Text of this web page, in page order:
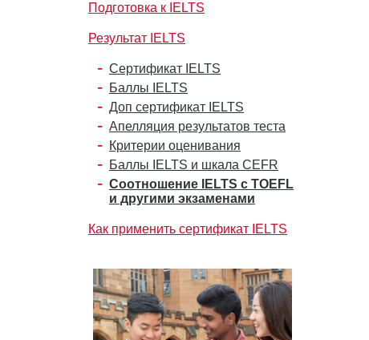
Подготовка к IELTS
Результат IELTS
Сертификат IELTS
Баллы IELTS
Доп сертификат IELTS
Апелляция результатов теста
Критерии оценивания
Баллы IELTS и шкала CEFR
Соотношение IELTS с TOEFL
и другими экзаменами
Как применить сертификат IELTS